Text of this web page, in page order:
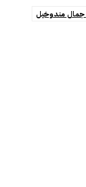
جمال مندوخیل